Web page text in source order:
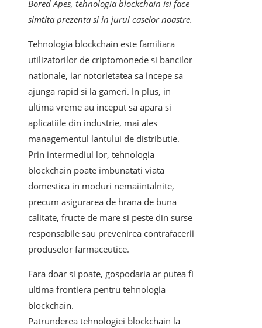
Bored Apes, tehnologia blockchain isi face
simtita prezenta si in jurul caselor noastre.
Tehnologia blockchain este familiara
utilizatorilor de criptomonede si bancilor
nationale, iar notorietatea sa incepe sa
ajunga rapid si la gameri. In plus, in
ultima vreme au inceput sa apara si
aplicatiile din industrie, mai ales
managementul lantului de distributie.
Prin intermediul lor, tehnologia
blockchain poate imbunatati viata
domestica in moduri nemaiintalnite,
precum asigurarea de hrana de buna
calitate, fructe de mare si peste din surse
responsabile sau prevenirea contrafacerii
produselor farmaceutice.
Fara doar si poate, gospodaria ar putea fi
ultima frontiera pentru tehnologia
blockchain.
Patrunderea tehnologiei blockchain la